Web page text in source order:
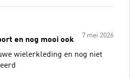
7 mei 2026
en nog mooi ook
wielerkleding en nog niet